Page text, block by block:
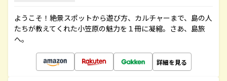
ようこそ！絶景スポットから遊び方、カルチャーまで、島の人
たちが教えてくれた小笠原の魅力を１冊に凝縮。さあ、島旅
へ。
詳細を見る